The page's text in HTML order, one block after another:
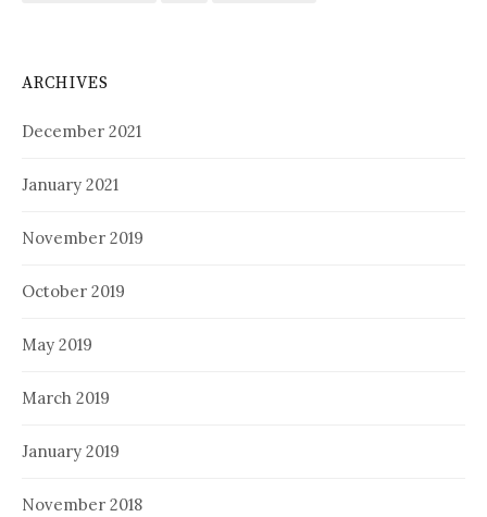
ARCHIVES
December 2021
January 2021
November 2019
October 2019
May 2019
March 2019
January 2019
November 2018